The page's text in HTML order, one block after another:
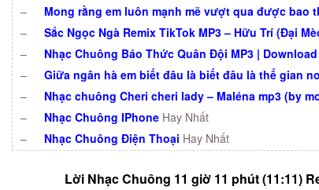
–
Mong rằng em luôn mạnh mẽ vượt qua được bao
–
Sắc Ngọc Ngà Remix TikTok MP3 – Hữu Trí (Đại
–
Nhạc Chuông Báo Thức Quân Đội MP3 |
–
Giữa ngân hà em biết đâu là biết đâu là thế gian
–
Nhạc chuông Cheri cheri lady – Maléna mp3 (by
–
Nhạc Chuông IPhone Hay Nhất
–
Nhạc Chuông Điện Thoại Hay Nhất
Lời Nhạc Chuông 11 giờ 11 phút (11:11)